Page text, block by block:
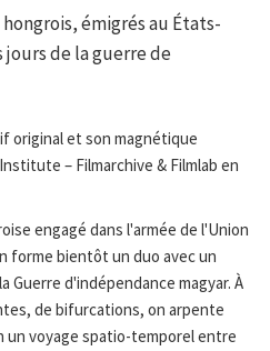
émigrés au États-
jours de la guerre de
original et son magnétique
– Filmarchive & Filmlab en
engagé dans l'armée de l'Union
forme bientôt un duo avec un
Guerre d'indépendance magyar. À
de bifurcations, on arpente
un voyage spatio-temporel entre